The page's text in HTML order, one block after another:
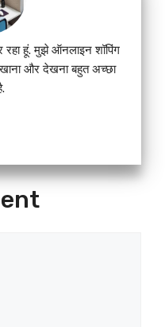
हूं. मुझे ऑनलाइन शॉपिंग
और देखना बहुत अच्छा